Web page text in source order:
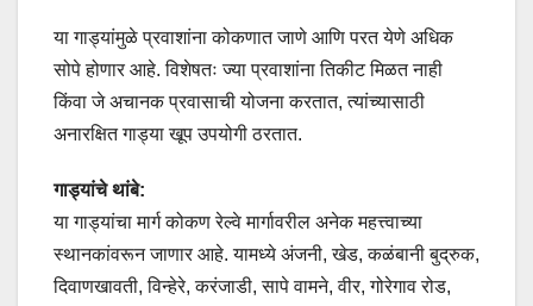
या गाड्यांमुळे प्रवाशांना कोकणात जाणे आणि परत येणे अधिक
सोपे होणार आहे. विशेषतः ज्या प्रवाशांना तिकीट मिळत नाही
किंवा जे अचानक प्रवासाची योजना करतात, त्यांच्यासाठी
अनारक्षित गाड्या खूप उपयोगी ठरतात.
गाड्यांचे थांबे:
या गाड्यांचा मार्ग कोकण रेल्वे मार्गावरील अनेक महत्त्वाच्या
स्थानकांवरून जाणार आहे. यामध्ये अंजनी, खेड, कळंबानी बुद्रुक,
दिवाणखावती, विन्हेरे, करंजाडी, सापे वामने, वीर, गोरेगाव रोड,